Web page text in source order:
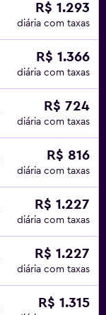
R$ 1.293
diária com taxas
R$ 1.366
diária com taxas
R$ 724
diária com taxas
R$ 816
diária com taxas
R$ 1.227
diária com taxas
R$ 1.227
diária com taxas
R$ 1.315